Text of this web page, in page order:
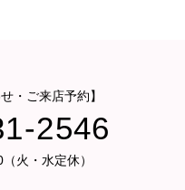
・ご来店予約】
2546
火・水定休）